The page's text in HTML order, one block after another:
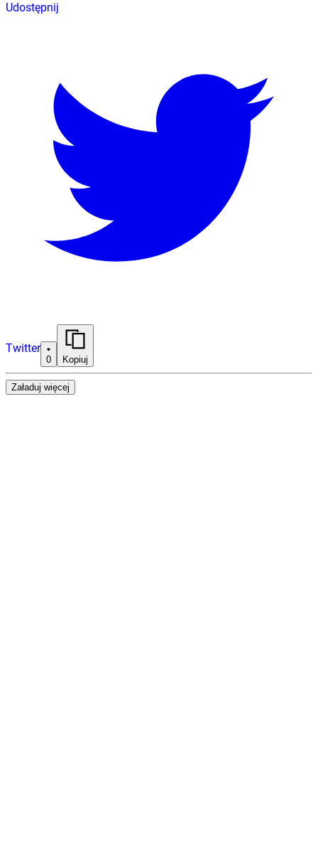
Udostępnij
Twitter
0 Kopiuj
Załaduj więcej